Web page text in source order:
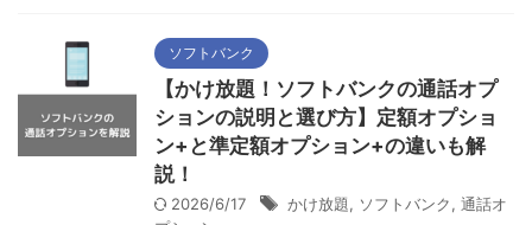
ソフトバンク
【かけ放題！ソフトバンクの通話オプ
ションの説明と選び方】定額オプショ
ン+と準定額オプション+の違いも解
説！
2026/6/17 かけ放題, ソフトバンク, 通話オ